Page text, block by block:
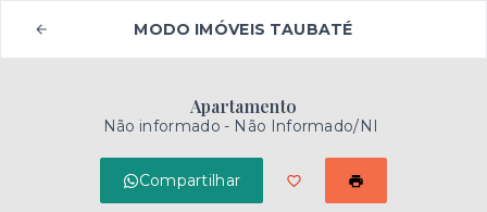
MODO IMÓVEIS TAUBATÉ
Apartamento
Não informado - Não Informado/NI
Compartilhar